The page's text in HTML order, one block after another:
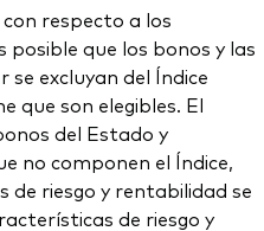
respecto a los
posible que los bonos y las
se excluyan del Índice
que son elegibles. El
del Estado y
no componen el Índice,
de riesgo y rentabilidad se
de riesgo y